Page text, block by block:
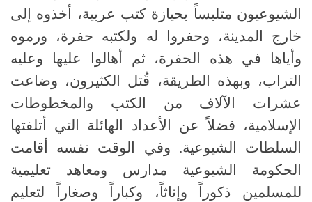
الشيوعيون متلبساً بحيازة كتب عربية، أخذوه إلى
خارج المدينة، وحفروا له ولكتبه حفرة، ورموه
وأياها في هذه الحفرة، ثم أهالوا عليها وعليه
التراب، وبهذه الطريقة، قُتل الكثيرون، وضاعت
عشرات الآلاف من الكتب والمخطوطات
الإسلامية، فضلاً عن الأعداد الهائلة التي أتلفتها
السلطات الشيوعية. وفي الوقت نفسه أقامت
الحكومة الشيوعية مدارس ومعاهد تعليمية
للمسلمين ذكوراً وإناثاً، وكباراً وصغاراً لتعليم